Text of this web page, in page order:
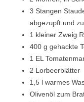
3 Stangen
abgezupft und
1 kleiner Zweig
400 g gehackte
1 EL
2 Lorbeerblätter
1,5 l warmes
Olivenöl zum